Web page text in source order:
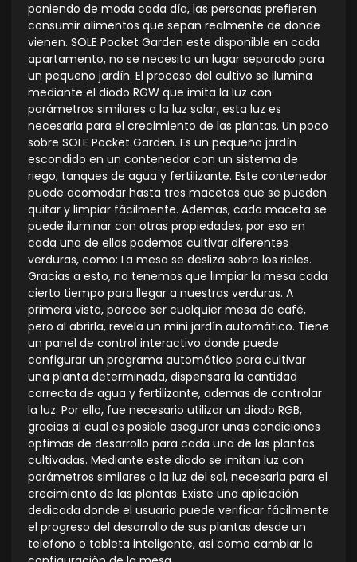
poniendo de moda cada día, las personas prefieren
consumir alimentos que sepan realmente de donde
vienen. SOLE Pocket Garden este disponible en cada
apartamento, no se necesita un lugar separado para
un pequeño jardín. El proceso del cultivo se ilumina
mediante el diodo RGW que imita la luz con
parámetros similares a la luz solar, esta luz es
necesaria para el crecimiento de las plantas. Un poco
sobre SOLE Pocket Garden. Es un pequeño jardín
escondido en un contenedor con un sistema de
riego, tanques de agua y fertilizante. Este contenedor
puede acomodar hasta tres macetas que se pueden
quitar y limpiar fácilmente. Ademas, cada maceta se
puede iluminar con otras propiedades, por eso en
cada una de ellas podemos cultivar diferentes
verduras, como: La mesa se desliza sobre los rieles.
Gracias a esto, no tenemos que limpiar la mesa cada
cierto tiempo para llegar a nuestras verduras. A
primera vista, parece ser cualquier mesa de café,
pero al abrirla, revela un mini jardín automático. Tiene
un panel de control interactivo donde puede
configurar un programa automático para cultivar
una planta determinada, dispensara la cantidad
correcta de agua y fertilizante, ademas de controlar
la luz. Por ello, fue necesario utilizar un diodo RGB,
gracias al cual es posible asegurar unas condiciones
optimas de desarrollo para cada una de las plantas
cultivadas. Mediante este diodo se imitan luz con
parámetros similares a la luz del sol, necesaria para el
crecimiento de las plantas. Existe una aplicación
dedicada donde el usuario puede verificar fácilmente
el progreso del desarrollo de sus plantas desde un
telefono o tableta inteligente, asi como cambiar la